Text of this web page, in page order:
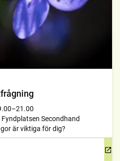
Secondhand
är viktiga för dig?